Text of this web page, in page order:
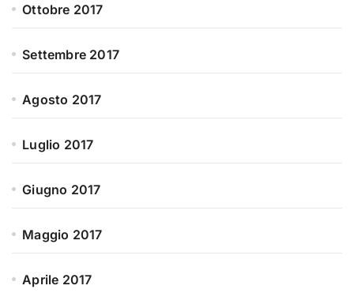
Ottobre 2017
Settembre 2017
Agosto 2017
Luglio 2017
Giugno 2017
Maggio 2017
Aprile 2017